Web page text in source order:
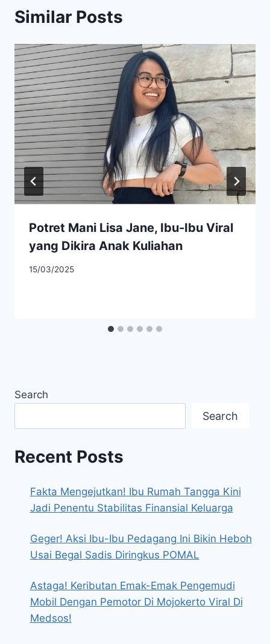
Similar Posts
Potret Mani Lisa Jane, Ibu-Ibu Viral
yang Dikira Anak Kuliahan
15/03/2025
Search
Search
Recent Posts
Fakta Mengejutkan! Ibu Rumah Tangga Kini
Jadi Penentu Stabilitas Finansial Keluarga
Geger! Aksi Ibu-Ibu Pedagang Ini Bikin Heboh
Usai Begal Sadis Diringkus POMAL
Astaga! Keributan Emak-Emak Pengemudi
Mobil Dengan Pemotor Di Mojokerto Viral Di
Medsos!